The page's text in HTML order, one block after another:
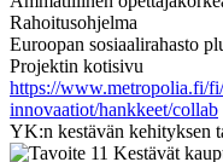
Rahoitusohjelma
Euroopan sosiaalirahasto
Projektin kotisivu
https://www.metropolia.fi/
innovaatiot/hankkeet/collab
YK:n kestävän kehityksen